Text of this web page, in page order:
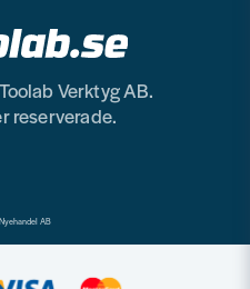
Verktyg AB.
reserverade.
AB